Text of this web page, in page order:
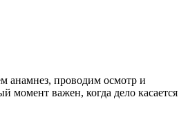
анамнез, проводим осмотр и
момент важен, когда дело касается